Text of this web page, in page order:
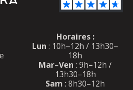
Horaires :
Lun : 10h–12h / 13h30–
18h
Mar–Ven : 9h–12h /
13h30–18h
Sam : 8h30–12h